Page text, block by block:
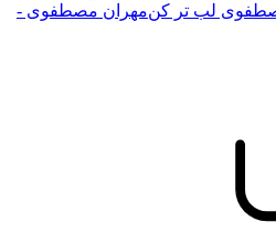
مهران مصطفوی -